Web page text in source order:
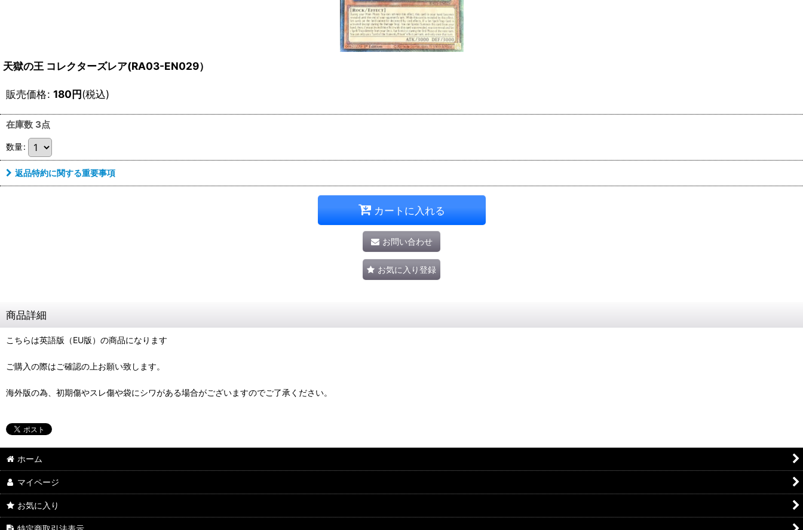
天獄の王 コレクターズレア(RA03-EN029）
販売価格: 180円(税込)
在庫数 3点
数量:
返品特約に関する重要事項
カートに入れる
お問い合わせ
お気に入り登録
商品詳細
こちらは英語版（EU版）の商品になります
ご購入の際はご確認の上お願い致します。
海外版の為、初期傷やスレ傷や袋にシワがある場合がございますのでご了承ください。
ホーム
マイページ
お気に入り